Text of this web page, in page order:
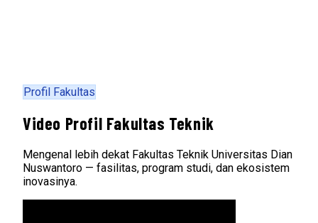
Profil Fakultas
Video Profil Fakultas Teknik
Mengenal lebih dekat Fakultas Teknik Universitas Dian
Nuswantoro — fasilitas, program studi, dan ekosistem
inovasinya.